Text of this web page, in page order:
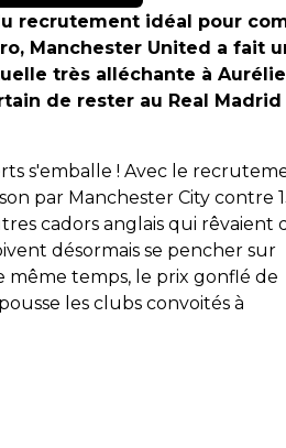
recrutement idéal pour
Manchester United a fait
très alléchante à
de rester au Real
s'emballe ! Avec le
par Manchester City contre
cadors anglais qui rêvaient
désormais se pencher sur
même temps, le prix gonflé de
les clubs convoités à